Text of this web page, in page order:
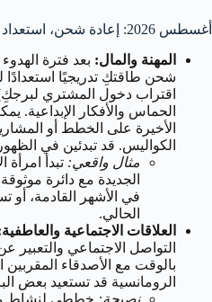
أغسطس 2026: إعادة شحن، استعداد للانطلاق، وظهور تدريجي ✨
المهنة والمال: بعد فترة
شحن طاقتكِ تدريجيًا استعدادًا
اقتراب دخول المشتري
الحماس والأفكار الإبداعية.
الأخيرة على الخطط أو
الكواليس. قد تبدئين في
مثال واقعي: تبدأ
الجديدة مع دائرة
في الأشهر القادمة، أو
الحالي.
العلاقات الاجتماعية
التواصل الاجتماعي
بالوقت مع الأصدقاء المقربين
الرومانسية قد تستعيد بعض
نصيحة: خططي لنشاط